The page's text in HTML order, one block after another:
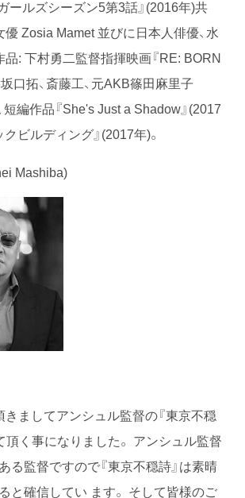
ールズシーズン5第3話』(2016年)共
優 Zosia Mamet 並びに日本人俳優、水
品: 下村勇二監督指揮映画『RE: BORN
坂口拓、斎藤工、元AKB篠田麻里子
編作品『She's Just a Shadow』(2017
クビルディング』(2017年)。
Mashiba)
きましてアンシュル監督の『東京不穏
頂く事になりました。 アンシュル監督
る監督ですので『東京不穏詩』は素晴
と確信してい ます。 そして皆様のご